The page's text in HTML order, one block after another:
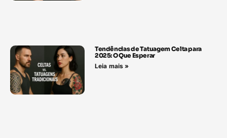
Tendências de Tatuagem Celta para
2025: O Que Esperar
Leia mais »